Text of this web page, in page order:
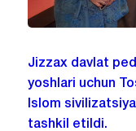
Jizzax davlat
yoshlari uchun
Islom
tashkil etildi.